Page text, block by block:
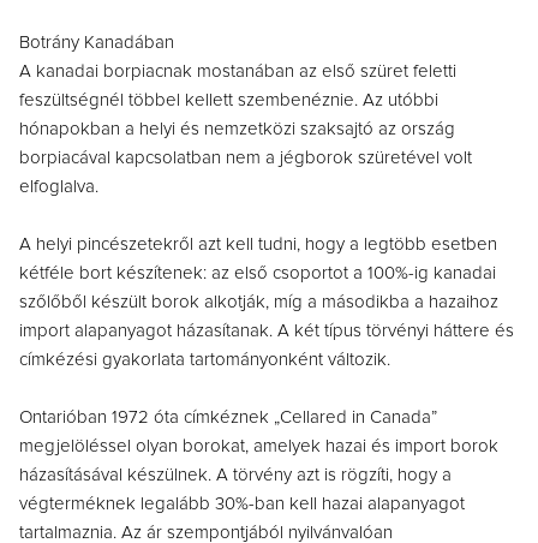
Botrány Kanadában
A kanadai borpiacnak mostanában az első szüret feletti
feszültségnél többel kellett szembenéznie. Az utóbbi
hónapokban a helyi és nemzetközi szaksajtó az ország
borpiacával kapcsolatban nem a jégborok szüretével volt
elfoglalva.
A helyi pincészetekről azt kell tudni, hogy a legtöbb esetben
kétféle bort készítenek: az első csoportot a 100%-ig kanadai
szőlőből készült borok alkotják, míg a másodikba a hazaihoz
import alapanyagot házasítanak. A két típus törvényi háttere és
címkézési gyakorlata tartományonként változik.
Ontarióban 1972 óta címkéznek „Cellared in Canada”
megjelöléssel olyan borokat, amelyek hazai és import borok
házasításával készülnek. A törvény azt is rögzíti, hogy a
végterméknek legalább 30%-ban kell hazai alapanyagot
tartalmaznia. Az ár szempontjából nyilvánvalóan